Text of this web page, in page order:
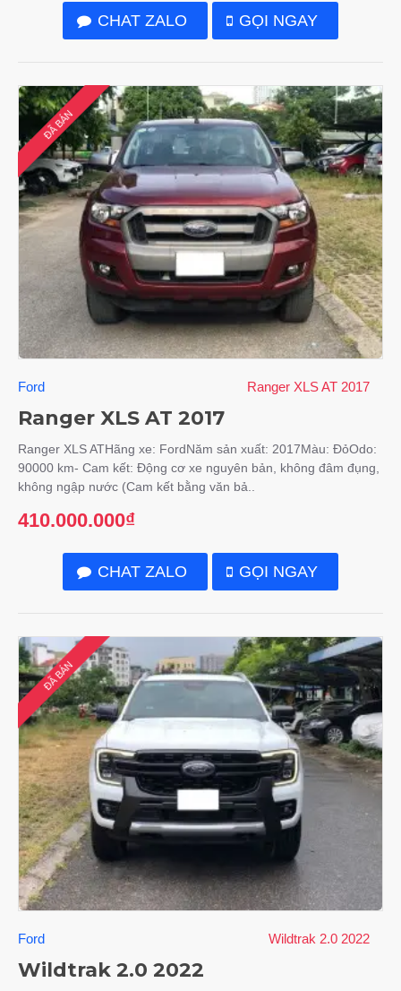
CHAT ZALO GỌI NGAY
ĐÃ BÁN
Ford Ranger XLS AT 2017
Ranger XLS AT 2017
Ranger XLS ATHãng xe: FordNăm sản xuất: 2017Màu: ĐỏOdo:
90000 km- Cam kết: Động cơ xe nguyên bản, không đâm đụng,
không ngập nước (Cam kết bằng văn bả..
410.000.000₫
CHAT ZALO GỌI NGAY
ĐÃ BÁN
Ford Wildtrak 2.0 2022
Wildtrak 2.0 2022